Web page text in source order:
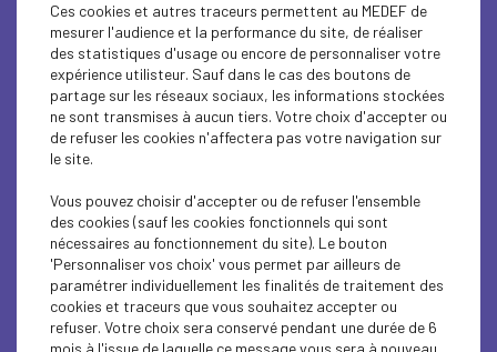
Ces cookies et autres traceurs permettent au MEDEF de
mesurer l'audience et la performance du site, de réaliser
des statistiques d'usage ou encore de personnaliser votre
expérience utilisteur. Sauf dans le cas des boutons de
partage sur les réseaux sociaux, les informations stockées
ne sont transmises à aucun tiers. Votre choix d'accepter ou
de refuser les cookies n'affectera pas votre navigation sur
le site.
Vous pouvez choisir d'accepter ou de refuser l'ensemble
des cookies (sauf les cookies fonctionnels qui sont
nécessaires au fonctionnement du site). Le bouton
'Personnaliser vos choix' vous permet par ailleurs de
paramétrer individuellement les finalités de traitement des
cookies et traceurs que vous souhaitez accepter ou
refuser. Votre choix sera conservé pendant une durée de 6
mois à l'issue de laquelle ce message vous sera à nouveau